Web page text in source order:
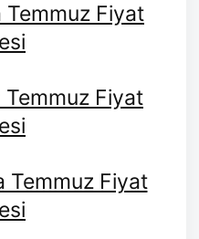
Fiyat
Temmuz Fiyat
Temmuz Fiyat